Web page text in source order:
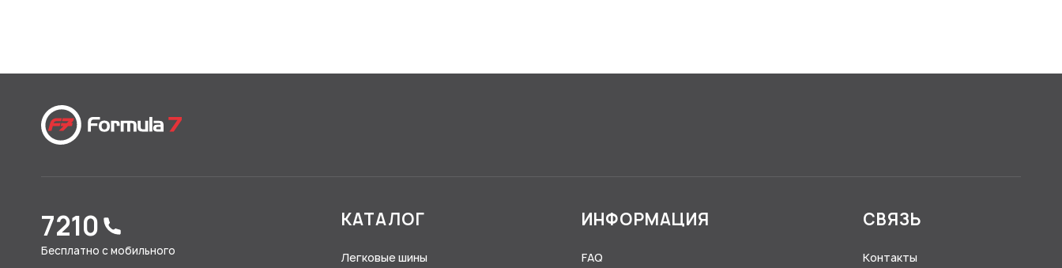
7210
Бесплатно с мобильного
КАТАЛОГ
Легковые шины
ИНФОРМАЦИЯ
FAQ
СВЯЗЬ
Контакты